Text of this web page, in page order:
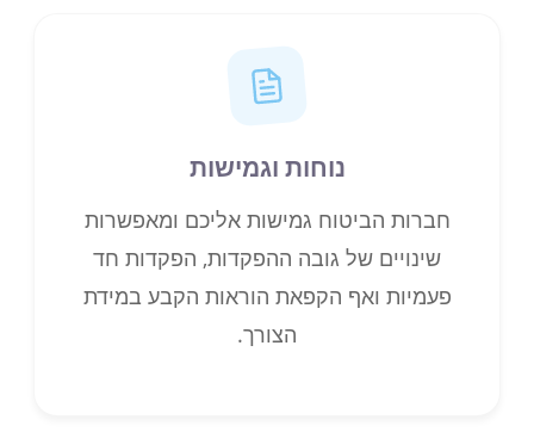
נוחות וגמישות
חברות הביטוח גמישות אליכם ומאפשרות
שינויים של גובה ההפקדות, הפקדות חד
פעמיות ואף הקפאת הוראות הקבע במידת
הצורך.